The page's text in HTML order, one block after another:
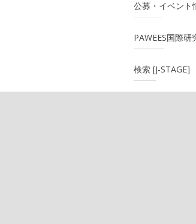
公募・イベント
PAWEES国際研
検索 [J-STAGE]